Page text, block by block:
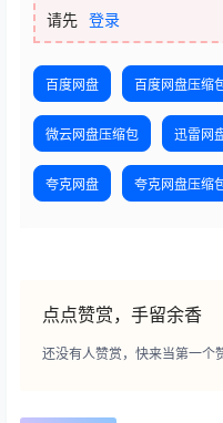
请先 登录
百度网盘 百度网盘压缩
微云网盘压缩包 迅雷网
夸克网盘 夸克网盘压缩
点点赞赏，手留余香
还没有人赞赏，快来当第一个